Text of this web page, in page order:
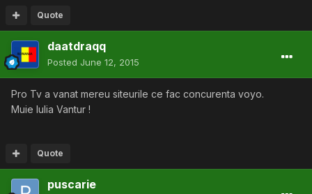
Quote
daatdraqq
Posted June 12, 2015
Pro Tv a vanat mereu siteurile ce fac concurenta voyo.
Muie Iulia Vantur !
Quote
puscarie